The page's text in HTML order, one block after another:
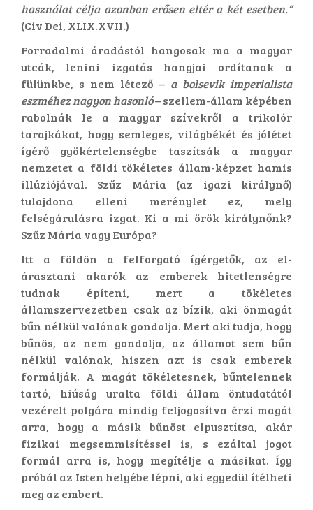
használat célja azonban erősen eltér a két esetben.”
(Civ Dei, XLIX.XVII.)
Forradalmi áradástól hangosak ma a magyar
utcák, lenini izgatás hangjai ordítanak a
fülünkbe, s nem létező – a bolsevik imperialista
eszméhez nagyon hasonló– szellem-állam képében
rabolnák le a magyar szívekről a trikolór
tarajkákat, hogy semleges, világbékét és jólétet
ígérő gyökértelenségbe taszítsák a magyar
nemzetet a földi tökéletes állam-képzet hamis
illúziójával. Szűz Mária (az igazi királynő)
tulajdona elleni merénylet ez, mely
felségárulásra izgat. Ki a mi örök királynőnk?
Szűz Mária vagy Európa?
Itt a földön a felforgató ígérgetők, az el-
árasztani akarók az emberek hitetlenségre
tudnak építeni, mert a tökéletes
államszervezetben csak az bízik, aki önmagát
bűn nélkül valónak gondolja. Mert aki tudja, hogy
bűnös, az nem gondolja, az államot sem bűn
nélkül valónak, hiszen azt is csak emberek
formálják. A magát tökéletesnek, bűntelennek
tartó, hiúság uralta földi állam öntudatától
vezérelt polgára mindig feljogosítva érzi magát
arra, hogy a másik bűnöst elpusztítsa, akár
fizikai megsemmisítéssel is, s ezáltal jogot
formál arra is, hogy megítélje a másikat. Így
próbál az Isten helyébe lépni, aki egyedül ítélheti
meg az embert.